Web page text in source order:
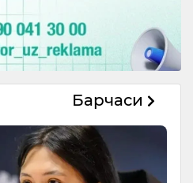
Барчаси